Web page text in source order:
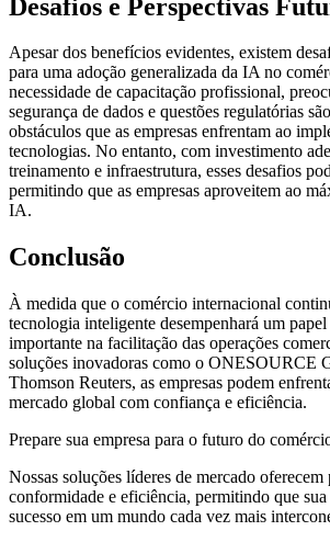
Desafios e Perspectivas
Apesar dos benefícios evidentes, existem
para uma adoção generalizada da IA no
necessidade de capacitação profissional,
segurança de dados e questões regulatórias
obstáculos que as empresas enfrentam ao
tecnologias. No entanto, com investimento
treinamento e infraestrutura, esses desafios
permitindo que as empresas aproveitem ao
IA.
Conclusão
À medida que o comércio internacional
tecnologia inteligente desempenhará um
importante na facilitação das operações
soluções inovadoras como o ONESOURCE
Thomson Reuters, as empresas podem
mercado global com confiança e eficiência.
Prepare sua empresa para o futuro do
Nossas soluções líderes de mercado oferecem
conformidade e eficiência, permitindo que sua
sucesso em um mundo cada vez mais